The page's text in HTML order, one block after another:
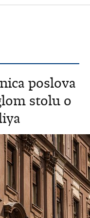
poslova
stolu o